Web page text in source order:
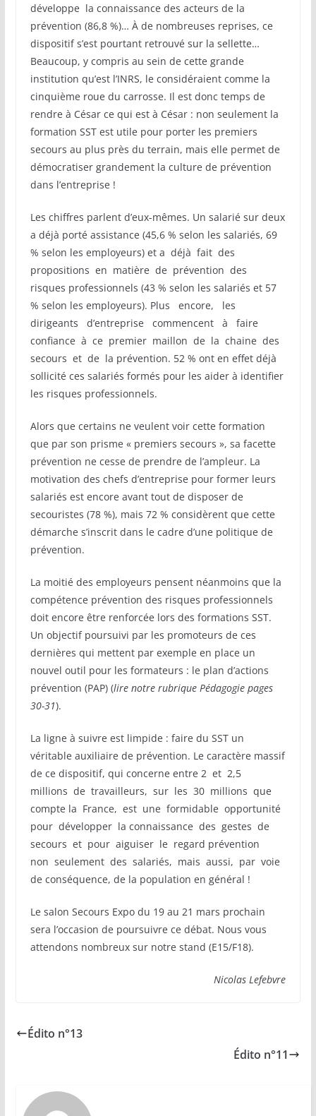
développe la connaissance des acteurs de la
prévention (86,8 %)… À de nombreuses reprises, ce
dispositif s’est pourtant retrouvé sur la sellette…
Beaucoup, y compris au sein de cette grande
institution qu’est l’INRS, le considéraient comme la
cinquième roue du carrosse. Il est donc temps de
rendre à César ce qui est à César : non seulement la
formation SST est utile pour porter les premiers
secours au plus près du terrain, mais elle permet de
démocratiser grandement la culture de prévention
dans l’entreprise !
Les chiffres parlent d’eux-mêmes. Un salarié sur deux
a déjà porté assistance (45,6 % selon les salariés, 69
% selon les employeurs) et a déjà fait des
propositions en matière de prévention des
risques professionnels (43 % selon les salariés et 57
% selon les employeurs). Plus encore, les
dirigeants d’entreprise commencent à faire
confiance à ce premier maillon de la chaine des
secours et de la prévention. 52 % ont en effet déjà
sollicité ces salariés formés pour les aider à identifier
les risques professionnels.
Alors que certains ne veulent voir cette formation
que par son prisme « premiers secours », sa facette
prévention ne cesse de prendre de l’ampleur. La
motivation des chefs d’entreprise pour former leurs
salariés est encore avant tout de disposer de
secouristes (78 %), mais 72 % considèrent que cette
démarche s’inscrit dans le cadre d’une politique de
prévention.
La moitié des employeurs pensent néanmoins que la
compétence prévention des risques professionnels
doit encore être renforcée lors des formations SST.
Un objectif poursuivi par les promoteurs de ces
dernières qui mettent par exemple en place un
nouvel outil pour les formateurs : le plan d’actions
prévention (PAP) (lire notre rubrique Pédagogie pages
30-31).
La ligne à suivre est limpide : faire du SST un
véritable auxiliaire de prévention. Le caractère massif
de ce dispositif, qui concerne entre 2 et 2,5
millions de travailleurs, sur les 30 millions que
compte la France, est une formidable opportunité
pour développer la connaissance des gestes de
secours et pour aiguiser le regard prévention
non seulement des salariés, mais aussi, par voie
de conséquence, de la population en général !
Le salon Secours Expo du 19 au 21 mars prochain
sera l’occasion de poursuivre ce débat. Nous vous
attendons nombreux sur notre stand (E15/F18).
Nicolas Lefebvre
Édito n°13
Édito n°11